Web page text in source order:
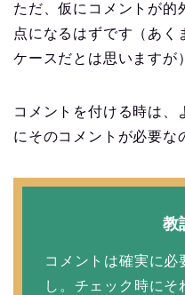
ただ、仮にコメントが的
点になるはずです（あく
ケースだとは思いますが
コメントを付ける時は、
にそのコメントが必要な
教
コメントは確実に必
し。チェック時にそ